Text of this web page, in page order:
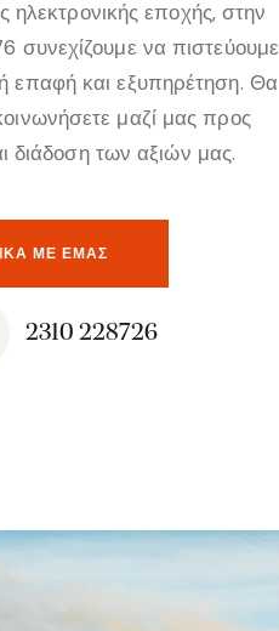
εποχής, στην
συνεχίζουμε να πιστεύουμε
επαφή και εξυπηρέτηση. Θα
μαζί μας προς
διάδοση των αξιών μας.
ΜΕ ΕΜΑΣ
2310 228726